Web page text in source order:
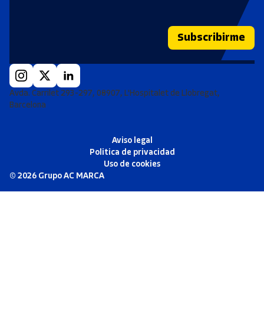
Subscribirme
Avda. Carrilet 293-297, 08907, L'Hospitalet de Llobregat,
Barcelona
Aviso legal
Politica de privacidad
Uso de cookies
© 2026 Grupo AC MARCA